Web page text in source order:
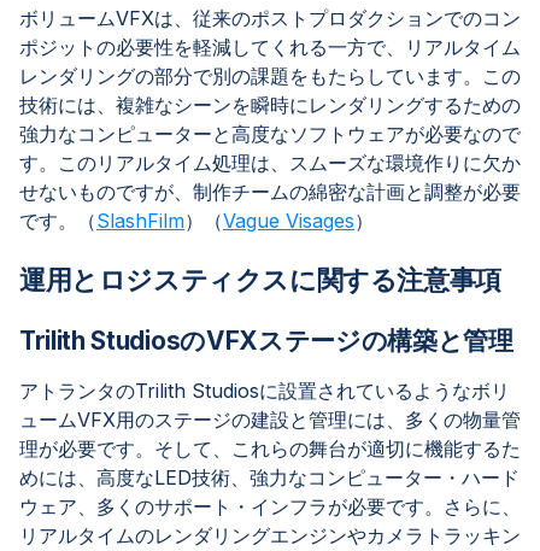
ボリュームVFXは、従来のポストプロダクションでのコン
ポジットの必要性を軽減してくれる一方で、リアルタイム
レンダリングの部分で別の課題をもたらしています。この
技術には、複雑なシーンを瞬時にレンダリングするための
強力なコンピューターと高度なソフトウェアが必要なので
す。このリアルタイム処理は、スムーズな環境作りに欠か
せないものですが、制作チームの綿密な計画と調整が必要
です。（SlashFilm）（Vague Visages）
運用とロジスティクスに関する注意事項
Trilith StudiosのVFXステージの構築と管理
アトランタのTrilith Studiosに設置されているようなボリ
ュームVFX用のステージの建設と管理には、多くの物量管
理が必要です。そして、これらの舞台が適切に機能するた
めには、高度なLED技術、強力なコンピューター・ハード
ウェア、多くのサポート・インフラが必要です。さらに、
リアルタイムのレンダリングエンジンやカメラトラッキン